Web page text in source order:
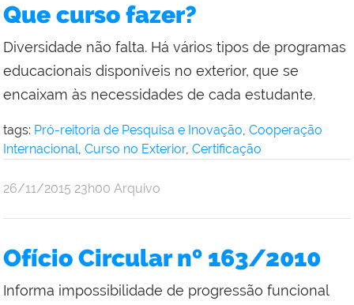
Que curso fazer?
Diversidade não falta. Há vários tipos de programas
educacionais disponíveis no exterior, que se
encaixam às necessidades de cada estudante.
tags: Pró-reitoria de Pesquisa e Inovação, Cooperação
Internacional, Curso no Exterior, Certificação
por
Reitoria
publicado
26/11/2015 23h00 Arquivo
Ofício Circular nº 163/2010
Informa impossibilidade de progressão funcional